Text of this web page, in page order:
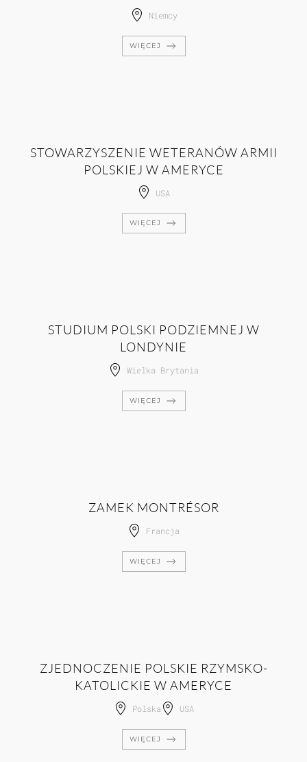
Niemcy
WIĘCEJ
STOWARZYSZENIE WETERANÓW ARMII
POLSKIEJ W AMERYCE
USA
WIĘCEJ
STUDIUM POLSKI PODZIEMNEJ W
LONDYNIE
Wielka Brytania
WIĘCEJ
ZAMEK MONTRÉSOR
Francja
WIĘCEJ
ZJEDNOCZENIE POLSKIE RZYMSKO-
KATOLICKIE W AMERYCE
Polska USA
WIĘCEJ